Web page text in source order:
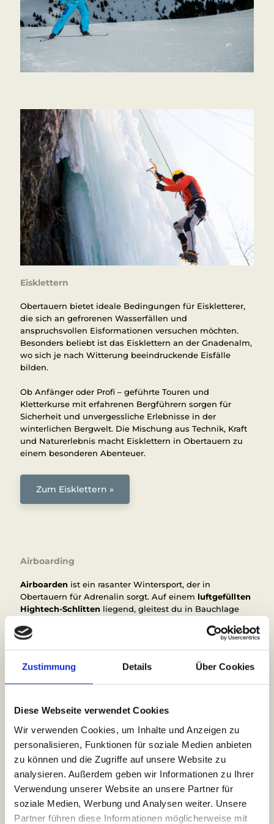
Zustimmung Details Über Cookies
Diese Webseite verwendet Cookies
Wir verwenden Cookies, um Inhalte und Anzeigen zu
personalisieren, Funktionen für soziale Medien anbieten
zu können und die Zugriffe auf unsere Website zu
analysieren. Außerdem geben wir Informationen zu Ihrer
Verwendung unserer Website an unsere Partner für
soziale Medien, Werbung und Analysen weiter. Unsere
Partner führen diese Informationen möglicherweise mit
Eisklettern
Obertauern bietet ideale Bedingungen für Eiskletterer,
die sich an gefrorenen Wasserfällen und
anspruchsvollen Eisformationen versuchen möchten.
Besonders beliebt ist das Eisklettern an der Gnadenalm,
wo sich je nach Witterung beeindruckende Eisfälle
bilden.
Ob Anfänger oder Profi – geführte Touren und
Kletterkurse mit erfahrenen Bergführern sorgen für
Sicherheit und unvergessliche Erlebnisse in der
winterlichen Bergwelt. Die Mischung aus Technik, Kraft
und Naturerlebnis macht Eisklettern in Obertauern zu
einem besonderen Abenteuer.
Zum Eisklettern »
Airboarding
Airboarden ist ein rasanter Wintersport, der in
Obertauern für Adrenalin sorgt. Auf einem luftgefüllten
Hightech-Schlitten liegend, gleitest du in Bauchlage
Gewichtsverlagerung.
unvergesslichen Erlebnis für Abenteuerlustige jeden
Alters.
Jeden Donnerstag von 15 bis 17 Uhr
Zum Airboarding »